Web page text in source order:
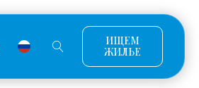
ИЩЕМ
ЖИЛЬЕ